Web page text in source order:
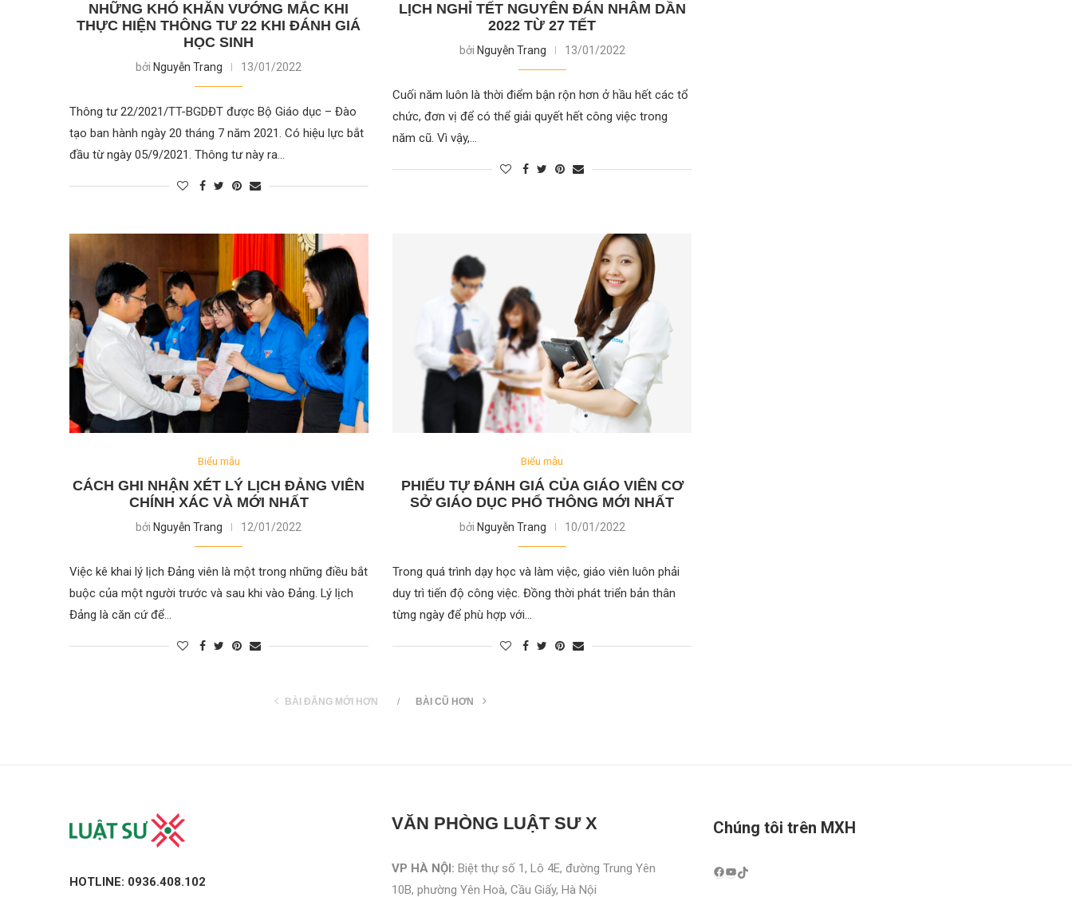
NHỮNG KHÓ KHĂN VƯỚNG MẮC KHI
THỰC HIỆN THÔNG TƯ 22 KHI ĐÁNH GIÁ
HỌC SINH
bởi Nguyễn Trang 13/01/2022
Thông tư 22/2021/TT-BGDĐT được Bộ Giáo dục – Đào
tạo ban hành ngày 20 tháng 7 năm 2021. Có hiệu lực bắt
đầu từ ngày 05/9/2021. Thông tư này ra…
LỊCH NGHỈ TẾT NGUYÊN ĐÁN NHÂM DẦN
2022 TỪ 27 TẾT
bởi Nguyễn Trang 13/01/2022
Cuối năm luôn là thời điểm bận rộn hơn ở hầu hết các tổ
chức, đơn vị để có thể giải quyết hết công việc trong
năm cũ. Vì vậy,…
Biểu mẫu
CÁCH GHI NHẬN XÉT LÝ LỊCH ĐẢNG VIÊN
CHÍNH XÁC VÀ MỚI NHẤT
bởi Nguyễn Trang 12/01/2022
Việc kê khai lý lịch Đảng viên là một trong những điều bắt
buộc của một người trước và sau khi vào Đảng. Lý lịch
Đảng là căn cứ để…
Biểu mẫu
PHIẾU TỰ ĐÁNH GIÁ CỦA GIÁO VIÊN CƠ
SỞ GIÁO DỤC PHỔ THÔNG MỚI NHẤT
bởi Nguyễn Trang 10/01/2022
Trong quá trình dạy học và làm việc, giáo viên luôn phải
duy trì tiến độ công việc. Đồng thời phát triển bản thân
từng ngày để phù hợp với…
BÀI ĐĂNG MỚI HƠN BÀI CŨ HƠN
HOTLINE: 0936.408.102
VĂN PHÒNG LUẬT SƯ X
VP HÀ NỘI: Biệt thự số 1, Lô 4E, đường Trung Yên
10B, phường Yên Hoà, Cầu Giấy, Hà Nội
Chúng tôi trên MXH